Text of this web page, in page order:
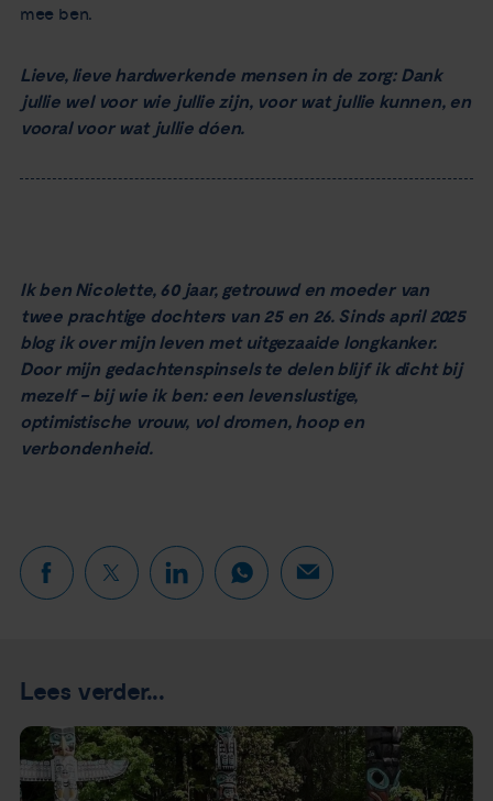
mee ben.
Lieve, lieve hardwerkende mensen in de zorg: Dank
jullie wel voor wie jullie zijn, voor wat jullie kunnen, en
vooral voor wat jullie dóen.
Ik ben Nicolette, 60 jaar, getrouwd en moeder van
twee prachtige dochters van 25 en 26. Sinds april 2025
blog ik over mijn leven met uitgezaaide longkanker.
Door mijn gedachtenspinsels te delen blijf ik dicht bij
mezelf – bij wie ik ben: een levenslustige,
optimistische vrouw, vol dromen, hoop en
verbondenheid.
Lees verder...